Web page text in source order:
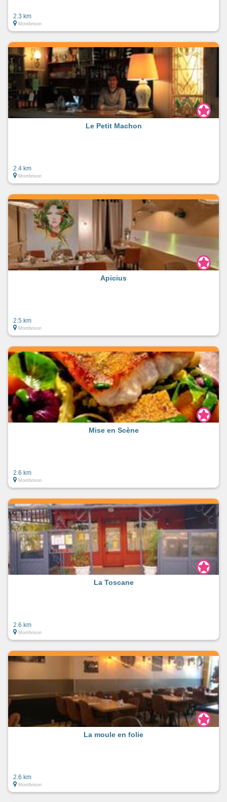
2.3 km
Montbrison
Le Petit Machon
2.4 km
Montbrison
Apicius
2.5 km
Montbrison
Mise en Scène
2.6 km
Montbrison
La Toscane
2.6 km
Montbrison
La moule en folie
2.6 km
Montbrison